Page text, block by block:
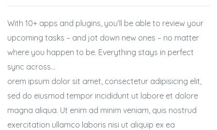
With 10+ apps and plugins, you’ll be able to review your
upcoming tasks – and jot down new ones – no matter
where you happen to be. Everything stays in perfect
sync across…
orem ipsum dolor sit amet, consectetur adipisicing elit,
sed do eiusmod tempor incididunt ut labore et dolore
magna aliqua. Ut enim ad minim veniam, quis nostrud
exercitation ullamco laboris nisi ut aliquip ex ea